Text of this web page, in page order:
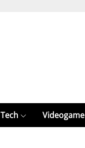
Tech Videogame